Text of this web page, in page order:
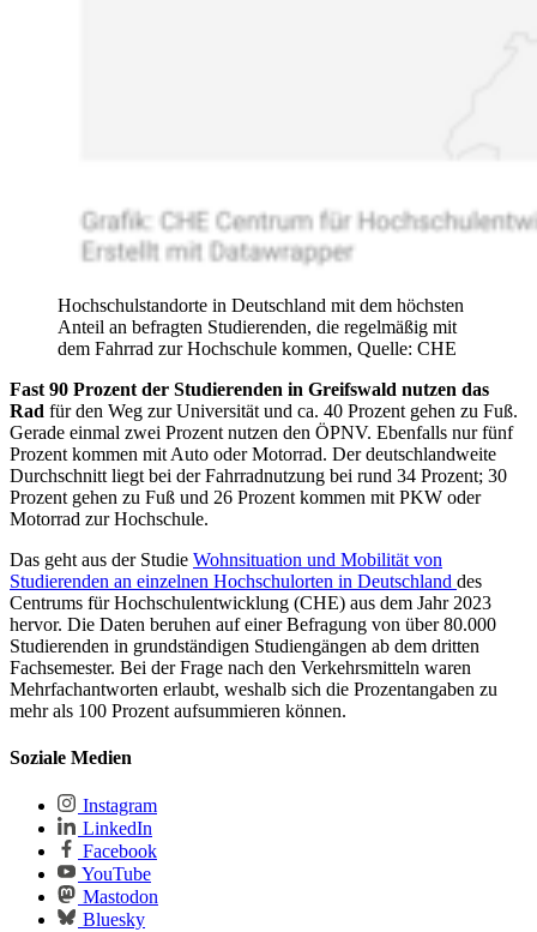
Hochschulstandorte in Deutschland mit dem höchsten
Anteil an befragten Studierenden, die regelmäßig mit
dem Fahrrad zur Hochschule kommen, Quelle: CHE
Fast 90 Prozent der Studierenden in Greifswald nutzen das
Rad für den Weg zur Universität und ca. 40 Prozent gehen zu Fuß.
Gerade einmal zwei Prozent nutzen den ÖPNV. Ebenfalls nur fünf
Prozent kommen mit Auto oder Motorrad. Der deutschlandweite
Durchschnitt liegt bei der Fahrradnutzung bei rund 34 Prozent; 30
Prozent gehen zu Fuß und 26 Prozent kommen mit PKW oder
Motorrad zur Hochschule.
Das geht aus der Studie Wohnsituation und Mobilität von
Studierenden an einzelnen Hochschulorten in Deutschland des
Centrums für Hochschulentwicklung (CHE) aus dem Jahr 2023
hervor. Die Daten beruhen auf einer Befragung von über 80.000
Studierenden in grundständigen Studiengängen ab dem dritten
Fachsemester. Bei der Frage nach den Verkehrsmitteln waren
Mehrfachantworten erlaubt, weshalb sich die Prozentangaben zu
mehr als 100 Prozent aufsummieren können.
Soziale Medien
Instagram
LinkedIn
Facebook
YouTube
Mastodon
Bluesky